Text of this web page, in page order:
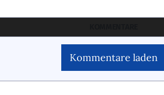
Kommentare laden